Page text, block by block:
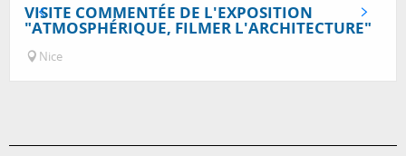
VISITE COMMENTÉE DE L'EXPOSITION
"ATMOSPHÉRIQUE, FILMER L'ARCHITECTURE"
Nice